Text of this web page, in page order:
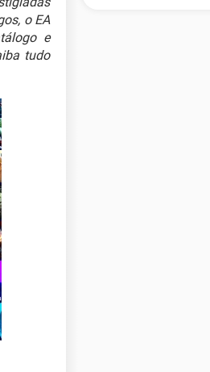
o EA
e
tudo